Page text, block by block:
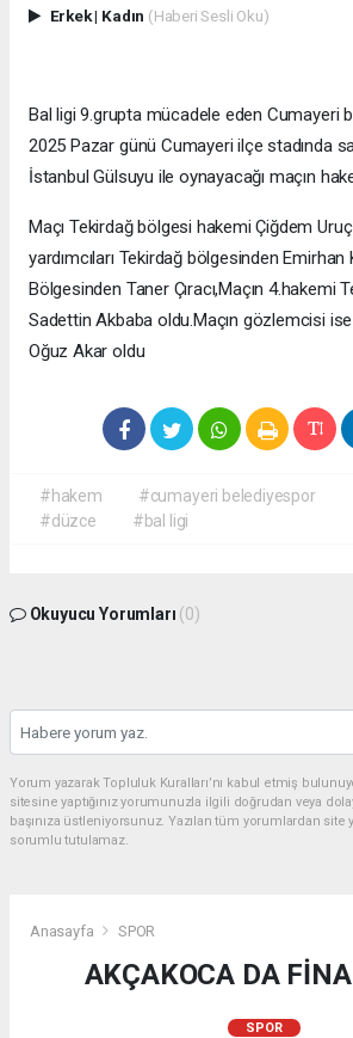
Erkek| Kadın (Haberi Sesli Oku)
Bal ligi 9.grupta mücadele eden Cumayeri
2025 Pazar günü Cumayeri ilçe stadında
İstanbul Gülsuyu ile oynayacağı maçın
Maçı Tekirdağ bölgesi hakemi Çiğdem
yardımcıları Tekirdağ bölgesinden
Bölgesinden Taner Çıracı,Maçın 4.hakemi
Sadettin Akbaba oldu.Maçın gözlemcisi
Oğuz Akar oldu
#hakem #cumayeri belediyespor
#düzce
#bal ligi
Okuyucu Yorumları (0)
Yorum yazarak Topluluk Kuralları’nı kabul etmiş
sitesine yaptığınız yorumunuzla ilgili doğrudan veya
başınıza üstleniyorsunuz. Yazılan tüm yorumlardan
sorumlu tutulamaz.
Anasayfa SPOR
AKÇAKOCA DA
SPOR